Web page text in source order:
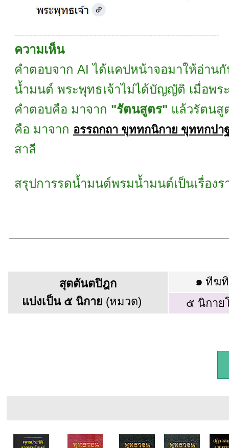
--------------------------------------------------------------------------------
ความเห็น
คำตอบจาก AI ได้แคปหน้าจอมาให้อ่าน
น้ำมนต์ พระพุทธเจ้าไม่ได้บัญญัติ เมื่อพ
คำตอบคือ มาจาก "รัตนสูตร" แล้วรัตนสู
คือ มาจาก อรรถกถา ขุททกนิกาย ขุททกปา
สาลี
สรุปการรดน้ำมนต์พรมน้ำมนต์เป็นเรื่อง
สุตตันตปิฎก
แบ่งเป็น ๕ นิกาย (หมวด)
๑ ทีฆ
๕ นิกาย